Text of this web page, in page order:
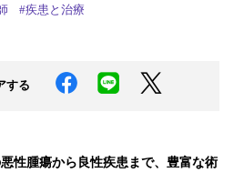
#疾患と治療
する
性腫瘍から良性疾患まで、豊富な術